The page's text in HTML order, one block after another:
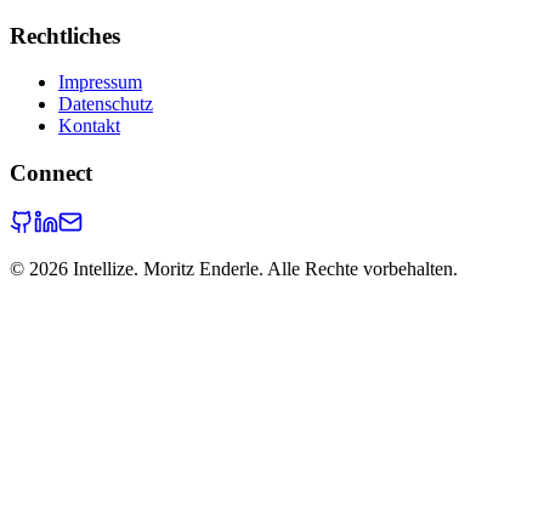
Rechtliches
Impressum
Datenschutz
Kontakt
Connect
© 2026 Intellize. Moritz Enderle. Alle Rechte vorbehalten.